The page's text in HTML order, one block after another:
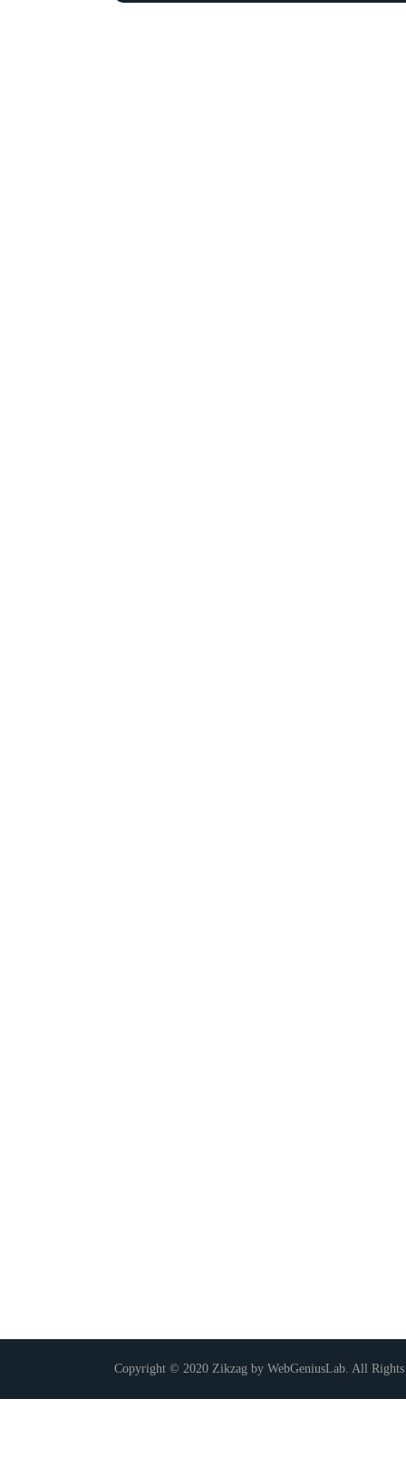
Copyright © 2020 Zikzag by WebGeniusLab. All Rights